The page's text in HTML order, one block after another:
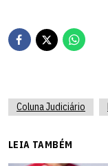
Coluna Judiciário
LEIA TAMBÉM